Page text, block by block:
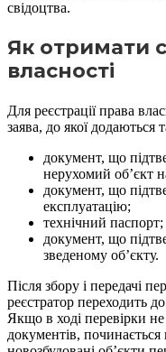
свідоцтва.
Як отримати
власності
Для реєстрації права
заява, до якої додаються
документ, що
нерухомий об’єкт
документ, що
експлуатацію;
технічний паспорт;
документ, що
зведеному об’єкту.
Після збору і передачі
реєстратор переходить
Якщо в ході перевірки
документів, починається